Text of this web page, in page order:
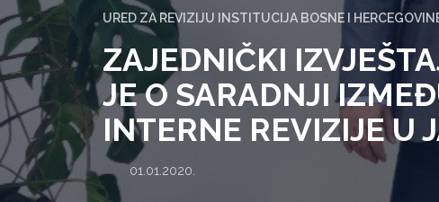
URED ZA REVIZIJU INSTITUCIJA BOSNE I
ZAJEDNIČKI
JE O SARADNJI
INTERNE REVIZIJE U
01.01.2020.